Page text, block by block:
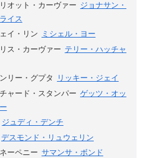
オット・カーヴァー ジョナサン・
イス
イ・リン
ミシェル・ヨー
ス・カーヴァー テリー・ハッチャ
リー・グプタ
リッキー・ジェイ
ャード・スタンパー ゲッツ・オッ
ジュディ・デンチ
デスモンド・リュウェリン
ーペニー サマンサ・ボンド